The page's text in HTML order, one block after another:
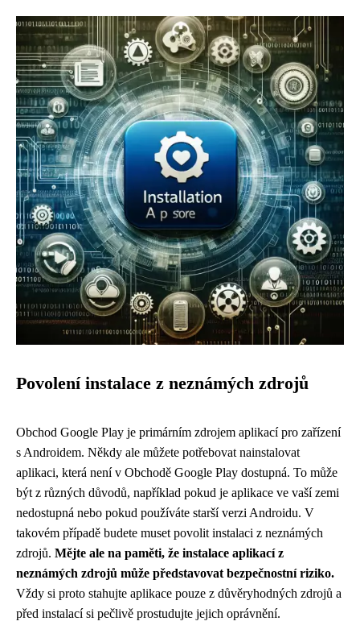
Povolení instalace z neznámých zdrojů
Obchod Google Play je primárním zdrojem aplikací pro zařízení
s Androidem. Někdy ale můžete potřebovat nainstalovat
aplikaci, která není v Obchodě Google Play dostupná. To může
být z různých důvodů, například pokud je aplikace ve vaší zemi
nedostupná nebo pokud používáte starší verzi Androidu. V
takovém případě budete muset povolit instalaci z neznámých
zdrojů. Mějte ale na paměti, že instalace aplikací z
neznámých zdrojů může představovat bezpečnostní riziko.
Vždy si proto stahujte aplikace pouze z důvěryhodných zdrojů a
před instalací si pečlivě prostudujte jejich oprávnění.